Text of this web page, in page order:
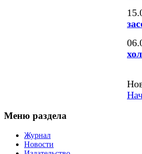
Меню раздела
Журнал
Новости